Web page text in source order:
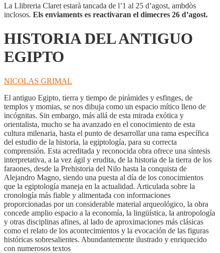
La Llibreria Claret estarà tancada de l’1 al 25 d’agost, ambdòs
inclosos. Els enviaments es reactivaran el dimecres 26 d’agost.
HISTORIA DEL ANTIGUO
EGIPTO
NICOLAS GRIMAL
El antiguo Egipto, tierra y tiempo de pirámides y esfinges, de
templos y momias, se nos dibuja como un espacio mítico lleno de
incógnitas. Sin embargo, más allá de esta mirada exótica y
orientalista, mucho se ha avanzado en el conocimiento de esta
cultura milenaria, hasta el punto de desarrollar una rama específica
del estudio de la historia, la egiptología, para su correcta
comprensión. Esta acreditada y reconocida obra ofrece una síntesis
interpretativa, a la vez ágil y erudita, de la historia de la tierra de los
faraones, desde la Prehistoria del Nilo hasta la conquista de
Alejandro Magno, siendo una puesta al día de los conocimientos
que la egiptología maneja en la actualidad. Articulada sobre la
cronología más fiable y alimentada con informaciones
proporcionadas por un considerable material arqueológico, la obra
concede amplio espacio a la economía, la lingüística, la antropología
y otras disciplinas afines, al lado de aproximaciones más clásicas
como el relato de los acontecimientos y la evocación de las figuras
históricas sobresalientes. Abundantemente ilustrado y enriquecido
con numerosos textos